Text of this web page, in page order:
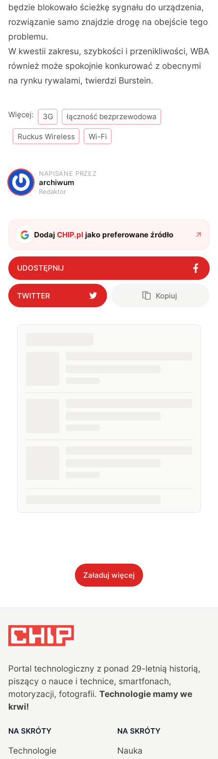
będzie blokowało ścieżkę sygnału do urządzenia,
rozwiązanie samo znajdzie drogę na obejście tego
problemu.
W kwestii zakresu, szybkości i przenikliwości, WBA
również może spokojnie konkurować z obecnymi
na rynku rywalami, twierdzi Burstein.
Więcej: 3G łączność bezprzewodowa
Ruckus Wireless Wi-Fi
A
NAPISANE PRZEZ
archiwum
Redaktor
DodajCHIP.pl jako preferowane źródło
UDOSTĘPNIJ
TWITTER Kopiuj
Załaduj więcej
Portal technologiczny z ponad 29-letnią historią,
piszący o nauce i technice, smartfonach,
motoryzacji, fotografii. Technologie mamy we
krwi!
NA SKRÓTY
Technologie
NA SKRÓTY
Nauka